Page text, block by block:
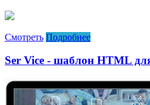
Смотреть Подробнее
Ser Vice - шаблон HTML